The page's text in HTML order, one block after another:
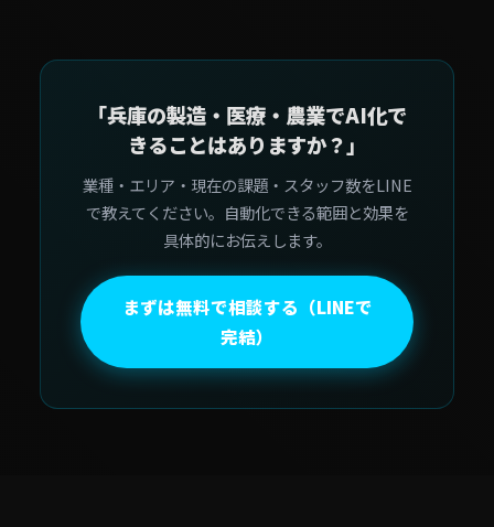
「兵庫の製造・医療・農業でAI化で
きることはありますか？」
業種・エリア・現在の課題・スタッフ数をLINE
で教えてください。自動化できる範囲と効果を
具体的にお伝えします。
まずは無料で相談する（LINEで
完結）